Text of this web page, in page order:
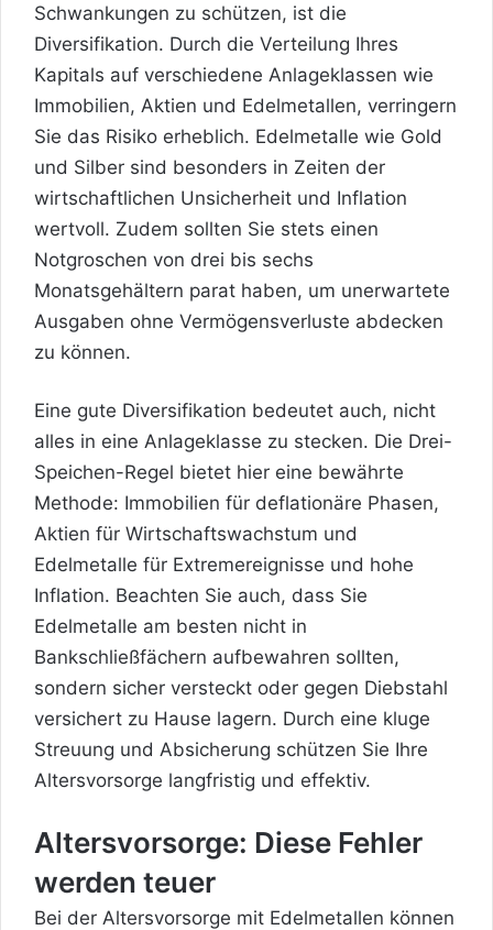
Schwankungen zu schützen, ist die
Diversifikation. Durch die Verteilung Ihres
Kapitals auf verschiedene Anlageklassen wie
Immobilien, Aktien und Edelmetallen, verringern
Sie das Risiko erheblich. Edelmetalle wie Gold
und Silber sind besonders in Zeiten der
wirtschaftlichen Unsicherheit und Inflation
wertvoll. Zudem sollten Sie stets einen
Notgroschen von drei bis sechs
Monatsgehältern parat haben, um unerwartete
Ausgaben ohne Vermögensverluste abdecken
zu können.
Eine gute Diversifikation bedeutet auch, nicht
alles in eine Anlageklasse zu stecken. Die Drei-
Speichen-Regel bietet hier eine bewährte
Methode: Immobilien für deflationäre Phasen,
Aktien für Wirtschaftswachstum und
Edelmetalle für Extremereignisse und hohe
Inflation. Beachten Sie auch, dass Sie
Edelmetalle am besten nicht in
Bankschließfächern aufbewahren sollten,
sondern sicher versteckt oder gegen Diebstahl
versichert zu Hause lagern. Durch eine kluge
Streuung und Absicherung schützen Sie Ihre
Altersvorsorge langfristig und effektiv.
Altersvorsorge: Diese Fehler
werden teuer
Bei der Altersvorsorge mit Edelmetallen können